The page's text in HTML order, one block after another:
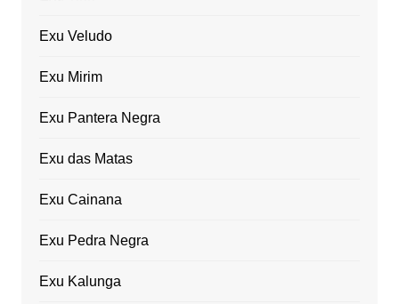
Exu Veludo
Exu Mirim
Exu Pantera Negra
Exu das Matas
Exu Cainana
Exu Pedra Negra
Exu Kalunga